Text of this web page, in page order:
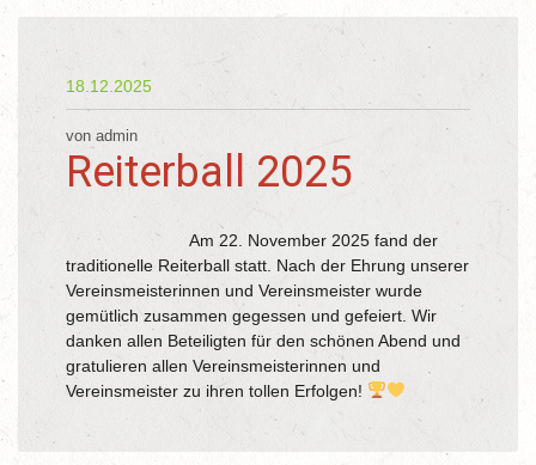
18.12.2025
von admin
Reiterball 2025
Am 22. November 2025 fand der
traditionelle Reiterball statt. Nach der Ehrung unserer
Vereinsmeisterinnen und Vereinsmeister wurde
gemütlich zusammen gegessen und gefeiert. Wir
danken allen Beteiligten für den schönen Abend und
gratulieren allen Vereinsmeisterinnen und
Vereinsmeister zu ihren tollen Erfolgen!